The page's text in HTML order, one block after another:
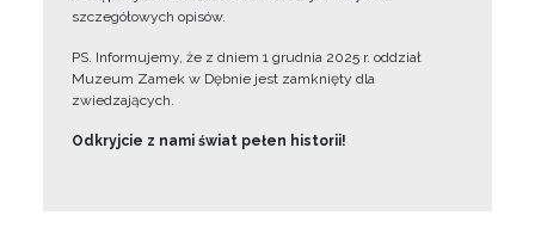
szczegółowych opisów.
PS. Informujemy, że z dniem 1 grudnia 2025 r. oddział
Muzeum Zamek w Dębnie jest zamknięty dla
zwiedzających.
Odkryjcie z nami świat pełen historii!